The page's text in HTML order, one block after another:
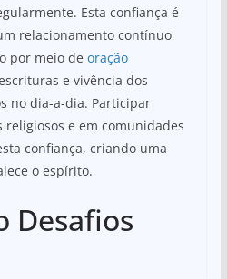
Esta confiança é
relacionamento contínuo
por meio de oração
e vivência dos
no dia-a-dia. Participar
religiosos e em comunidades
confiança, criando uma
o espírito.
Desafios